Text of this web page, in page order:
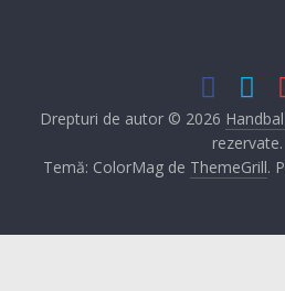
Drepturi de autor © 2026
rezervate.
Temă: ColorMag de ThemeGrill.